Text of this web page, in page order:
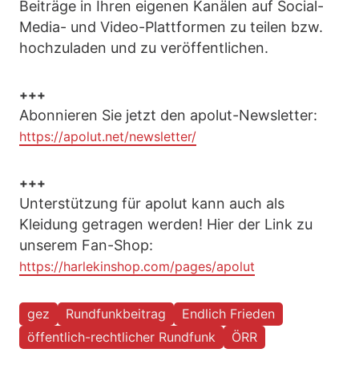
Beiträge in Ihren eigenen Kanälen auf Social-
Media- und Video-Plattformen zu teilen bzw.
hochzuladen und zu veröffentlichen.
+++
Abonnieren Sie jetzt den apolut-Newsletter:
https://apolut.net/newsletter/
+++
Unterstützung für apolut kann auch als
Kleidung getragen werden! Hier der Link zu
unserem Fan-Shop:
https://harlekinshop.com/pages/apolut
gez Rundfunkbeitrag
Endlich Frieden
öffentlich-rechtlicher Rundfunk
ÖRR